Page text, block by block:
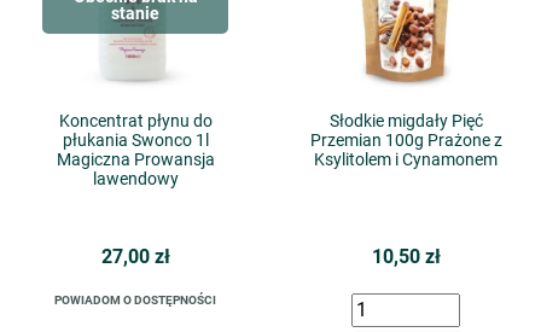
stanie
Koncentrat płynu do
płukania Swonco 1l
Magiczna Prowansja
lawendowy
27,00 zł
POWIADOM O DOSTĘPNOŚCI
Słodkie migdały Pięć
Przemian 100g Prażone z
Ksylitolem i Cynamonem
10,50 zł